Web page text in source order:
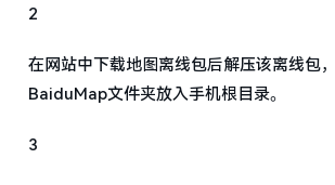
2
在网站中下载地图离线包后解压该离线包
BaiduMap文件夹放入手机根目录。
3